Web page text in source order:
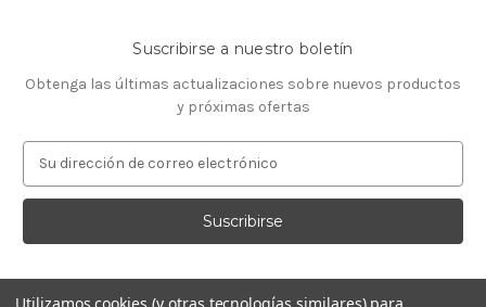
Suscribirse a nuestro boletín
Obtenga las últimas actualizaciones sobre nuevos productos
y próximas ofertas
r
c